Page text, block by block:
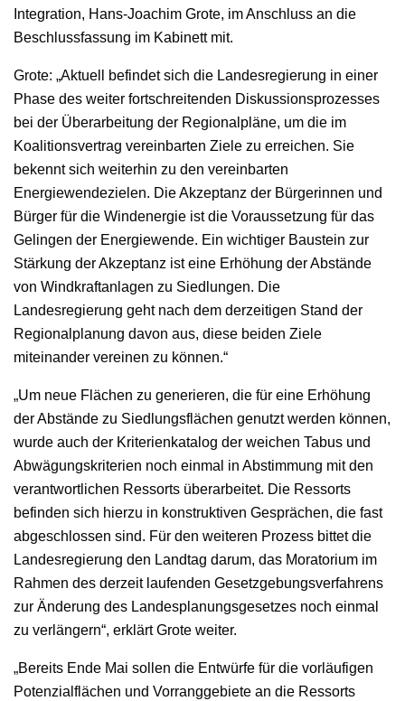
Integration, Hans-Joachim Grote, im Anschluss an die
Beschlussfassung im Kabinett mit.
Grote: „Aktuell befindet sich die Landesregierung in einer
Phase des weiter fortschreitenden Diskussionsprozesses
bei der Überarbeitung der Regionalpläne, um die im
Koalitionsvertrag vereinbarten Ziele zu erreichen. Sie
bekennt sich weiterhin zu den vereinbarten
Energiewendezielen. Die Akzeptanz der Bürgerinnen und
Bürger für die Windenergie ist die Voraussetzung für das
Gelingen der Energiewende. Ein wichtiger Baustein zur
Stärkung der Akzeptanz ist eine Erhöhung der Abstände
von Windkraftanlagen zu Siedlungen. Die
Landesregierung geht nach dem derzeitigen Stand der
Regionalplanung davon aus, diese beiden Ziele
miteinander vereinen zu können.“
„Um neue Flächen zu generieren, die für eine Erhöhung
der Abstände zu Siedlungsflächen genutzt werden können,
wurde auch der Kriterienkatalog der weichen Tabus und
Abwägungskriterien noch einmal in Abstimmung mit den
verantwortlichen Ressorts überarbeitet. Die Ressorts
befinden sich hierzu in konstruktiven Gesprächen, die fast
abgeschlossen sind. Für den weiteren Prozess bittet die
Landesregierung den Landtag darum, das Moratorium im
Rahmen des derzeit laufenden Gesetzgebungsverfahrens
zur Änderung des Landesplanungsgesetzes noch einmal
zu verlängern“, erklärt Grote weiter.
„Bereits Ende Mai sollen die Entwürfe für die vorläufigen
Potenzialflächen und Vorranggebiete an die Ressorts